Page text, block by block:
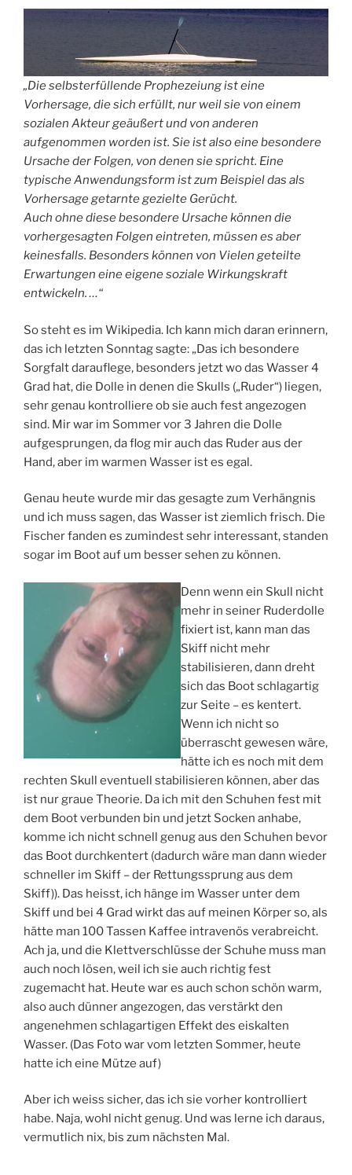
„Die selbsterfüllende Prophezeiung ist eine
Vorhersage, die sich erfüllt, nur weil sie von einem
sozialen Akteur geäußert und von anderen
aufgenommen worden ist. Sie ist also eine besondere
Ursache der Folgen, von denen sie spricht. Eine
typische Anwendungsform ist zum Beispiel das als
Vorhersage getarnte gezielte Gerücht.
Auch ohne diese besondere Ursache können die
vorhergesagten Folgen eintreten, müssen es aber
keinesfalls. Besonders können von Vielen geteilte
Erwartungen eine eigene soziale Wirkungskraft
entwickeln. …“
So steht es im Wikipedia. Ich kann mich daran erinnern,
das ich letzten Sonntag sagte: „Das ich besondere
Sorgfalt darauflege, besonders jetzt wo das Wasser 4
Grad hat, die Dolle in denen die Skulls („Ruder“) liegen,
sehr genau kontrolliere ob sie auch fest angezogen
sind. Mir war im Sommer vor 3 Jahren die Dolle
aufgesprungen, da flog mir auch das Ruder aus der
Hand, aber im warmen Wasser ist es egal.
Genau heute wurde mir das gesagte zum Verhängnis
und ich muss sagen, das Wasser ist ziemlich frisch. Die
Fischer fanden es zumindest sehr interessant, standen
sogar im Boot auf um besser sehen zu können.
Denn wenn ein Skull nicht
mehr in seiner Ruderdolle
fixiert ist, kann man das
Skiff nicht mehr
stabilisieren, dann dreht
sich das Boot schlagartig
zur Seite – es kentert.
Wenn ich nicht so
überrascht gewesen wäre,
hätte ich es noch mit dem
rechten Skull eventuell stabilisieren können, aber das
ist nur graue Theorie. Da ich mit den Schuhen fest mit
dem Boot verbunden bin und jetzt Socken anhabe,
komme ich nicht schnell genug aus den Schuhen bevor
das Boot durchkentert (dadurch wäre man dann wieder
schneller im Skiff – der Rettungssprung aus dem
Skiff)). Das heisst, ich hänge im Wasser unter dem
Skiff und bei 4 Grad wirkt das auf meinen Körper so, als
hätte man 100 Tassen Kaffee intravenös verabreicht.
Ach ja, und die Klettverschlüsse der Schuhe muss man
auch noch lösen, weil ich sie auch richtig fest
zugemacht hat. Heute war es auch schon schön warm,
also auch dünner angezogen, das verstärkt den
angenehmen schlagartigen Effekt des eiskalten
Wasser. (Das Foto war vom letzten Sommer, heute
hatte ich eine Mütze auf)
Aber ich weiss sicher, das ich sie vorher kontrolliert
habe. Naja, wohl nicht genug. Und was lerne ich daraus,
vermutlich nix, bis zum nächsten Mal.